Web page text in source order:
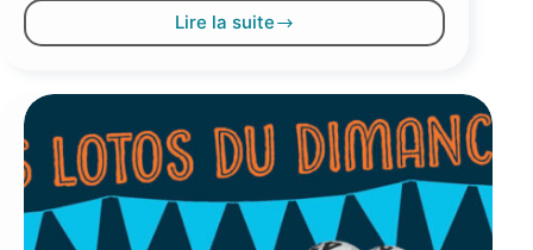
Lire la suiteDévoilement
du
Plan
Barralièrs